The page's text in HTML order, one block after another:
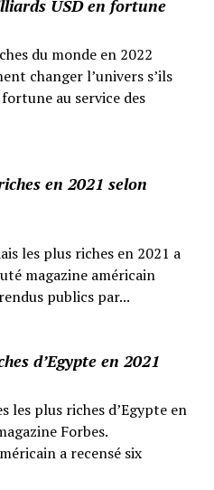
USD en fortune
du monde en 2022
changer l’univers s’ils
au service des
en 2021 selon
les plus riches en 2021 a
magazine américain
publics par...
d’Egypte en 2021
les plus riches d’Egypte en
Forbes.
a recensé six